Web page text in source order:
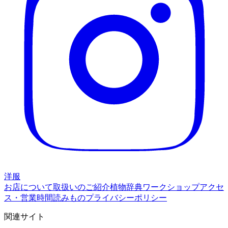
洋服
お店について取扱いのご紹介植物辞典ワークショップアクセ
ス・営業時間読みものプライバシーポリシー
関連サイト